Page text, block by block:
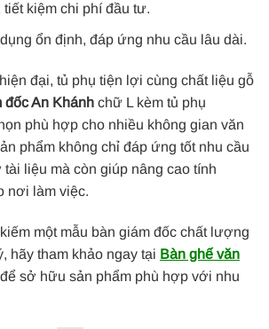
tiết kiệm chi phí đầu tư.
ổn định, đáp ứng nhu cầu lâu dài.
đại, tủ phụ tiện lợi cùng chất liệu gỗ
đốc An Khánh chữ L kèm tủ phụ
phù hợp cho nhiều không gian văn
phẩm không chỉ đáp ứng tốt nhu cầu
liệu mà còn giúp nâng cao tính
nơi làm việc.
một mẫu bàn giám đốc chất lượng
hãy tham khảo ngay tại Bàn ghế văn
sở hữu sản phẩm phù hợp với nhu